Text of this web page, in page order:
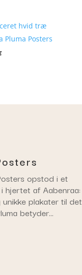
opstod i et
hjertet af Aabenraa:
plakater til det
betyder…